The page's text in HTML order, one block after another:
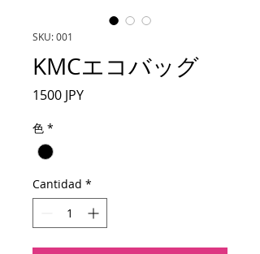
SKU: 001
KMCエコバッグ
1500 JPYPrecio
色 *
Cantidad *